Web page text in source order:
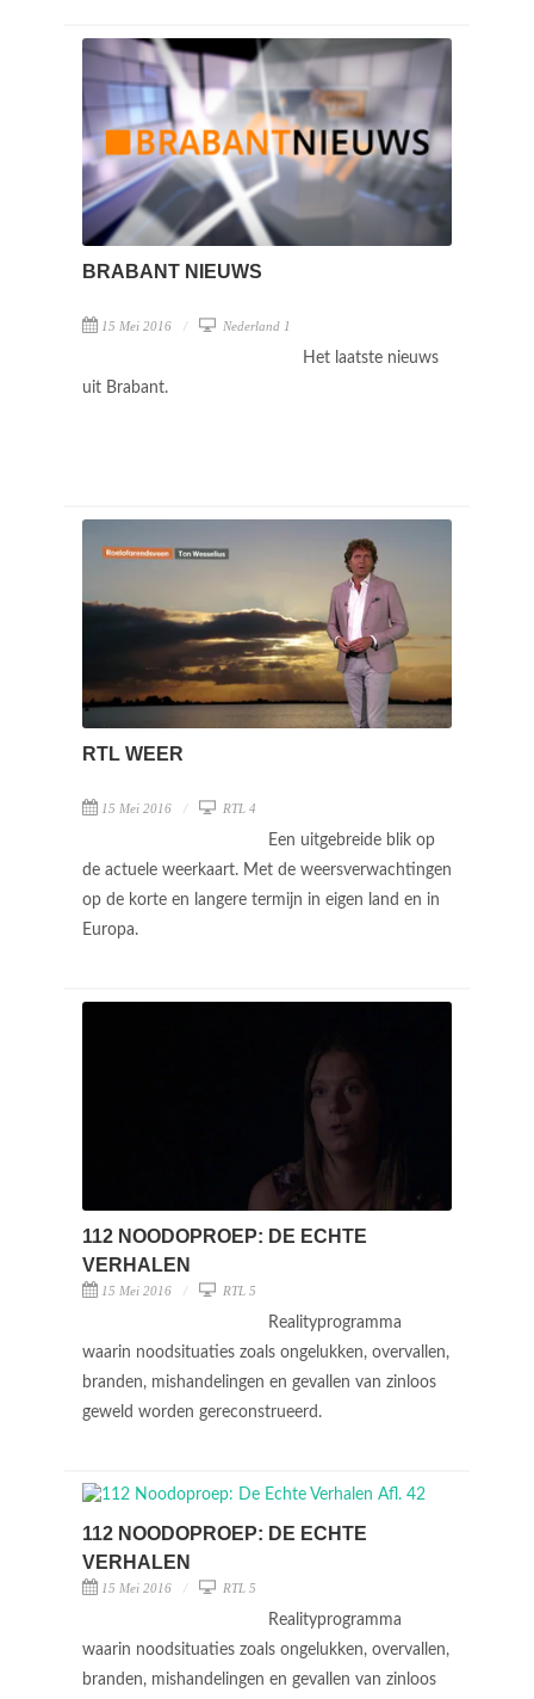
BRABANT NIEUWS
15 Mei 2016 Nederland 1
Het laatste nieuws
uit Brabant.
RTL WEER
15 Mei 2016 RTL 4
Een uitgebreide blik op
de actuele weerkaart. Met de weersverwachtingen
op de korte en langere termijn in eigen land en in
Europa.
112 NOODOPROEP: DE ECHTE
VERHALEN
15 Mei 2016 RTL 5
Realityprogramma
waarin noodsituaties zoals ongelukken, overvallen,
branden, mishandelingen en gevallen van zinloos
geweld worden gereconstrueerd.
112 NOODOPROEP: DE ECHTE
VERHALEN
15 Mei 2016 RTL 5
Realityprogramma
waarin noodsituaties zoals ongelukken, overvallen,
branden, mishandelingen en gevallen van zinloos